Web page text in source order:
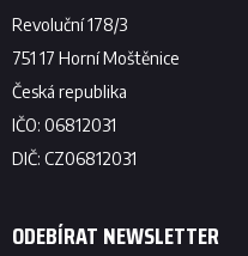
ODEBÍRAT NEWSLETTER